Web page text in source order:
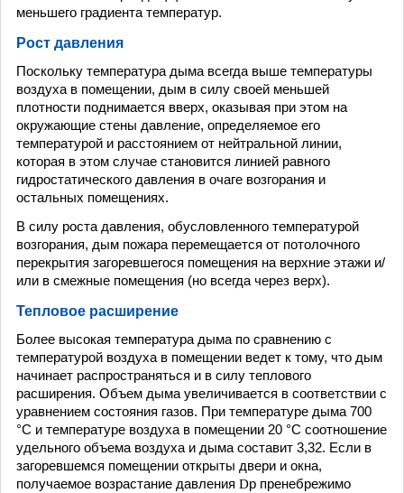
меньшего градиента температур.
Рост давления
Поскольку температура дыма всегда выше температуры
воздуха в помещении, дым в силу своей меньшей
плотности поднимается вверх, оказывая при этом на
окружающие стены давление, определяемое его
температурой и расстоянием от нейтральной линии,
которая в этом случае становится линией равного
гидростатического давления в очаге возгорания и
остальных помещениях.
В силу роста давления, обусловленного температурой
возгорания, дым пожара перемещается от потолочного
перекрытия загоревшегося помещения на верхние этажи и/
или в смежные помещения (но всегда через верх).
Тепловое расширение
Более высокая температура дыма по сравнению с
температурой воздуха в помещении ведет к тому, что дым
начинает распространяться и в силу теплового
расширения. Объем дыма увеличивается в соответствии с
уравнением состояния газов. При температуре дыма 700
°С и температуре воздуха в помещении 20 °С соотношение
удельного объема воздуха и дыма составит 3,32. Если в
загоревшемся помещении открыты двери и окна,
получаемое возрастание давления Dр пренебрежимо